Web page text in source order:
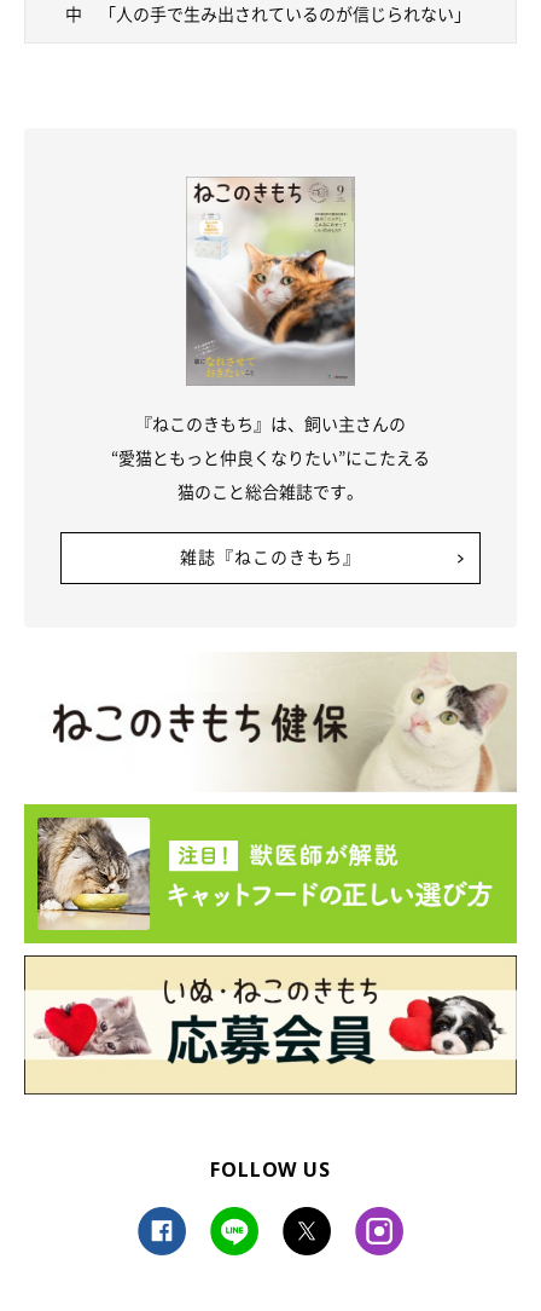
@tanenecoshopさんが手掛ける刺繍作品は、すべて1点もの。そ
@tanenecoshopさん：
「現在は、たくさんのお客様に喜んでいただきたいという思いか
ら、時間を要する図案を手がけているため、
するのが精一杯という感じです。販売ルートも複数設けず、ネッ
トショップのみとさせていただいています」
世界でたったひとつ。黒猫以外にも愛らしい猫の作品がたくさん！
@tanenecoshop
む@tanenecoshopさん。その情熱が映しとられた作品は、どれ
もいきいきとした躍動感にあふれています。
“本当に生きているように感じられる手刺繍”が目標です。初心
を忘れず、使っていただく方に末長く愛される美しい刺繍を刺せ
中 「人の手で生み出されているのが信じられない」
『ねこのきもち』は、飼い主さんの
“愛猫ともっと仲良くなりたい”にこたえる
猫のこと総合雑誌です。
雑誌『ねこのきもち』
FOLLOW US